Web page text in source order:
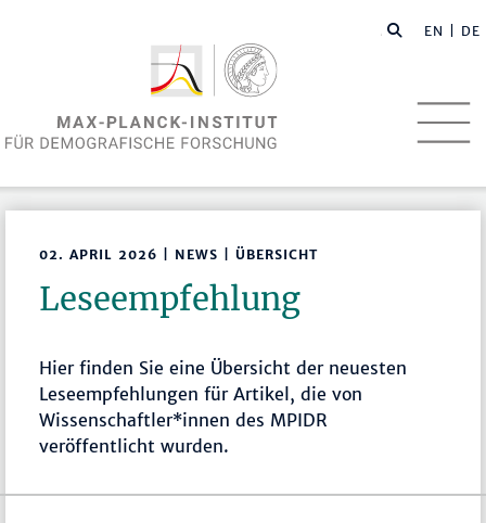
EN | DE
02. APRIL 2026 | NEWS | ÜBERSICHT
Leseempfehlung
Hier finden Sie eine Übersicht der neuesten
Leseempfehlungen für Artikel, die von
Wissenschaftler*innen des MPIDR
veröffentlicht wurden.